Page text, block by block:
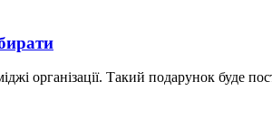
організації. Такий подарунок буде